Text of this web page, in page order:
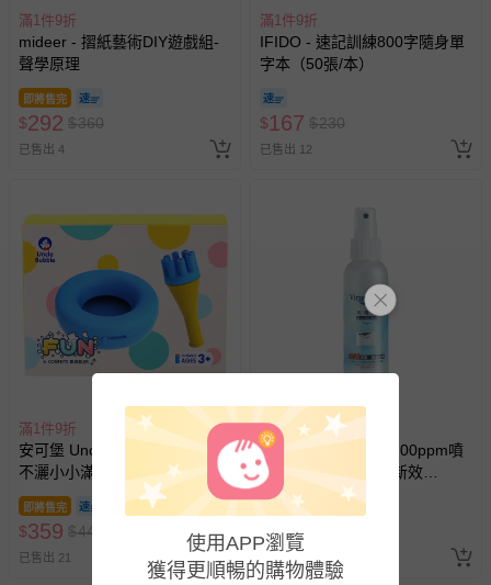
滿1件9折
mideer - 摺紙藝術DIY遊戲組-
聲學原理
即將售完
$292 $360
已售出 4
滿1件9折
IFIDO - 速記訓練800字隨身單
字本（50張/本）
$167 $230
已售出 12
滿1件9折
安可堡 Uncle Bubble - 安可堡
不灑小小滿天星-FUN系列
即將售完
$359 $449
已售出 21
滿1500元贈好禮
病毒崩 VirusBom - 100ppm噴
劑隨身瓶-公司貨/最新效
期-100ml
$370
已售出 98977
使用APP瀏覽
獲得更順暢的購物體驗